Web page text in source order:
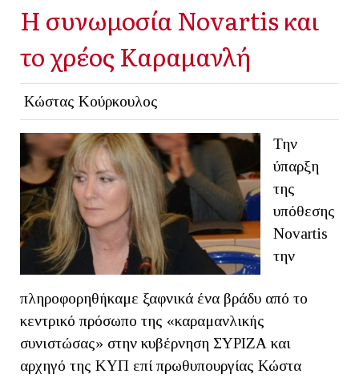
Η συνωμοσία Novartis και
το χρέος Καραμανλή
Κώστας Κούρκουλος
Την
ύπαρξη
της
υπόθεσης
Novartis
την
πληροφορηθήκαμε ξαφνικά ένα βράδυ από το
κεντρικό πρόσωπο της «καραμανλικής
συνιστώσας» στην κυβέρνηση ΣΥΡΙΖΑ και
αρχηγό της ΚΥΠ επί πρωθυπουργίας Κώστα